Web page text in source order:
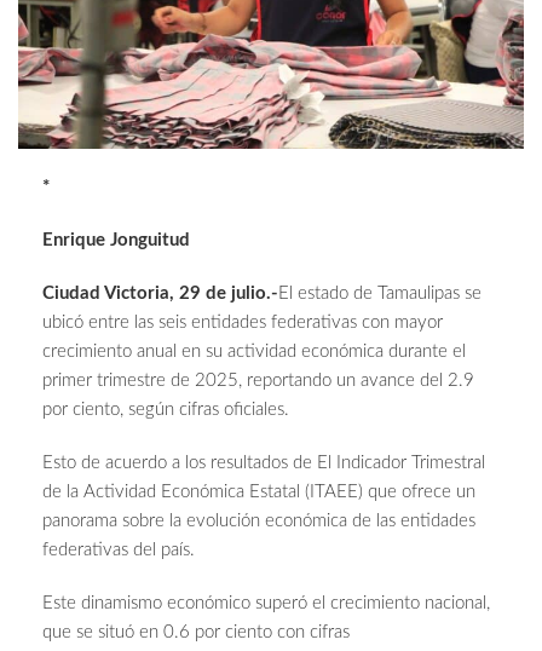
*
Enrique Jonguitud
Ciudad Victoria, 29 de julio.- El estado de Tamaulipas se
ubicó entre las seis entidades federativas con mayor
crecimiento anual en su actividad económica durante el
primer trimestre de 2025, reportando un avance del 2.9
por ciento, según cifras oficiales.
Esto de acuerdo a los resultados de El Indicador Trimestral
de la Actividad Económica Estatal (ITAEE) que ofrece un
panorama sobre la evolución económica de las entidades
federativas del país.
Este dinamismo económico superó el crecimiento nacional,
que se situó en 0.6 por ciento con cifras